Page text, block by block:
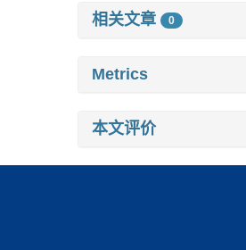
相关文章 0
Metrics
本文评价